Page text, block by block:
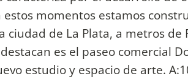
momentos estamos
de La Plata, a metros de
es el paseo comercial
estudio y espacio de arte.